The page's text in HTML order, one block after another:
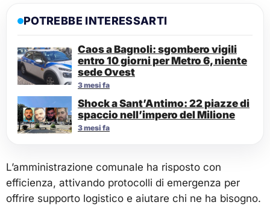
POTREBBE INTERESSARTI
Caos a Bagnoli: sgombero vigili
entro 10 giorni per Metro 6, niente
sede Ovest
3 mesi fa
Shock a Sant’Antimo: 22 piazze di
spaccio nell’impero del Milione
3 mesi fa
L’amministrazione comunale ha risposto con
efficienza, attivando protocolli di emergenza per
offrire supporto logistico e aiutare chi ne ha bisogno.